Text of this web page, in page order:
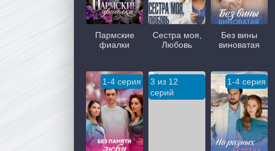
Пармские
фиалки
Сестра моя,
Любовь
Без вины
виноватая
1-4 серия
3 из 12
серий
1-4 серия